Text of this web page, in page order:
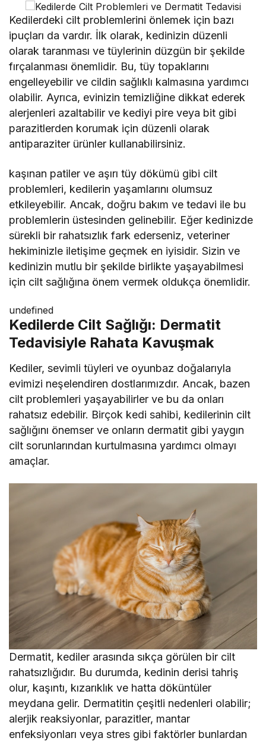
Kedilerdeki cilt problemlerini önlemek için bazı
ipuçları da vardır. İlk olarak, kedinizin düzenli
olarak taranması ve tüylerinin düzgün bir şekilde
fırçalanması önemlidir. Bu, tüy topaklarını
engelleyebilir ve cildin sağlıklı kalmasına yardımcı
olabilir. Ayrıca, evinizin temizliğine dikkat ederek
alerjenleri azaltabilir ve kediyi pire veya bit gibi
parazitlerden korumak için düzenli olarak
antiparaziter ürünler kullanabilirsiniz.
kaşınan patiler ve aşırı tüy dökümü gibi cilt
problemleri, kedilerin yaşamlarını olumsuz
etkileyebilir. Ancak, doğru bakım ve tedavi ile bu
problemlerin üstesinden gelinebilir. Eğer kedinizde
sürekli bir rahatsızlık fark ederseniz, veteriner
hekiminizle iletişime geçmek en iyisidir. Sizin ve
kedinizin mutlu bir şekilde birlikte yaşayabilmesi
için cilt sağlığına önem vermek oldukça önemlidir.
undefined
Kedilerde Cilt Sağlığı: Dermatit
Tedavisiyle Rahata Kavuşmak
Kediler, sevimli tüyleri ve oyunbaz doğalarıyla
evimizi neşelendiren dostlarımızdır. Ancak, bazen
cilt problemleri yaşayabilirler ve bu da onları
rahatsız edebilir. Birçok kedi sahibi, kedilerinin cilt
sağlığını önemser ve onların dermatit gibi yaygın
cilt sorunlarından kurtulmasına yardımcı olmayı
amaçlar.
Dermatit, kediler arasında sıkça görülen bir cilt
rahatsızlığıdır. Bu durumda, kedinin derisi tahriş
olur, kaşıntı, kızarıklık ve hatta döküntüler
meydana gelir. Dermatitin çeşitli nedenleri olabilir;
alerjik reaksiyonlar, parazitler, mantar
enfeksiyonları veya stres gibi faktörler bunlardan